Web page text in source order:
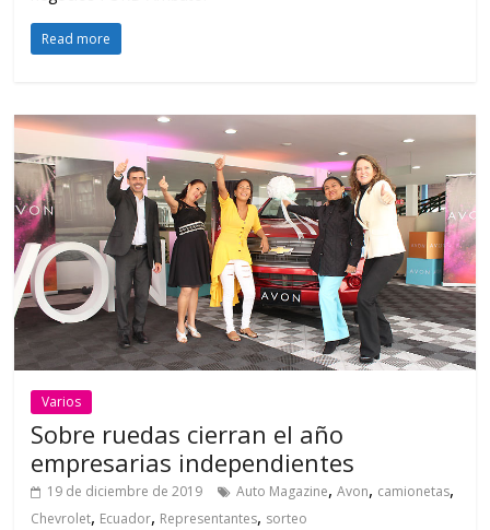
Read more
Varios
Sobre ruedas cierran el año
empresarias independientes
19 de diciembre de 2019 Auto Magazine,Avon, camionetas,
Chevrolet, Ecuador, Representantes, sorteo